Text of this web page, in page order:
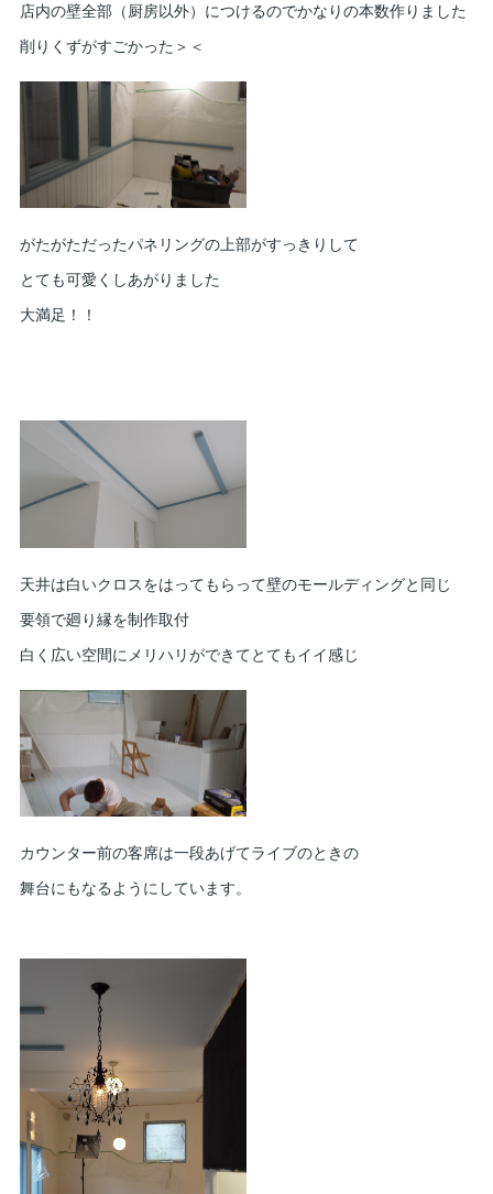
店内の壁全部（厨房以外）につけるのでかなりの本数作りました
削りくずがすごかった＞＜
がたがただったパネリングの上部がすっきりして
とても可愛くしあがりました
大満足！！
天井は白いクロスをはってもらって壁のモールディングと同じ
要領で廻り縁を制作取付
白く広い空間にメリハリができてとてもイイ感じ
カウンター前の客席は一段あげてライブのときの
舞台にもなるようにしています。